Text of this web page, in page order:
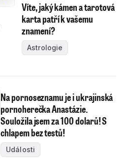
Víte, jaký kámen a tarotová
karta patří k vašemu
znamení?
Astrologie
Na pornoseznamu je i ukrajinská
pornoherečka Anastázie.
Souložila jsem za 100 dolarů! S
chlapem bez testů!
Události